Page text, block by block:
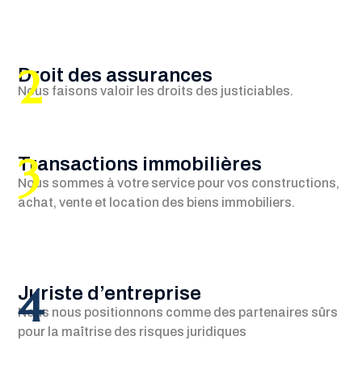
Droit des assurances
Nous faisons valoir les droits des justiciables.
2
Transactions immobilières
Nous sommes à votre service pour vos constructions,
achat, vente et location des biens immobiliers.
3
Juriste d’entreprise
Nous nous positionnons comme des partenaires sûrs
pour la maîtrise des risques juridiques
4